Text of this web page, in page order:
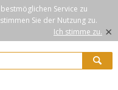
Service zu
Sie der Nutzung zu.
Ich stimme zu. ×